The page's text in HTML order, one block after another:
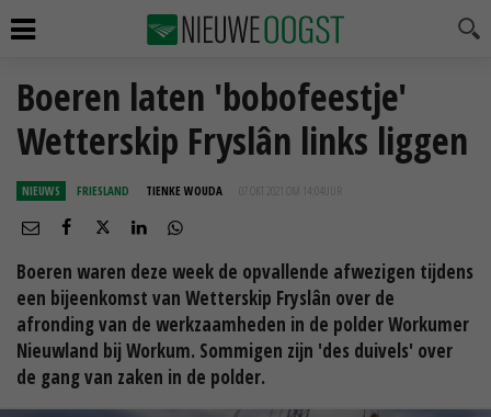
Boeren laten 'bobofeestje'
Wetterskip Fryslân links liggen
NIEUWS FRIESLAND TIENKE WOUDA 07 OKT 2021 OM 14:04
Boeren waren deze week de opvallende afwezigen tijdens
een bijeenkomst van Wetterskip Fryslân over de
afronding van de werkzaamheden in de polder Workumer
Nieuwland bij Workum. Sommigen zijn 'des duivels' over
de gang van zaken in de polder.